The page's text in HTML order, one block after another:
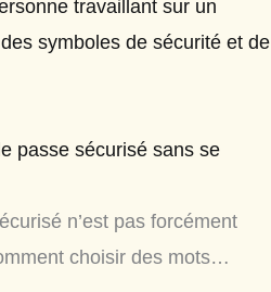
passe sécurisé sans se
n’est pas forcément
choisir des mots…